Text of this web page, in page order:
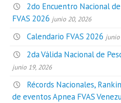
2do Encuentro Nacional
FVAS 2026 junio 20, 2026
Calendario FVAS 2026 junio
2da Válida Nacional de
junio 19, 2026
Récords Nacionales,
de eventos Apnea FVAS